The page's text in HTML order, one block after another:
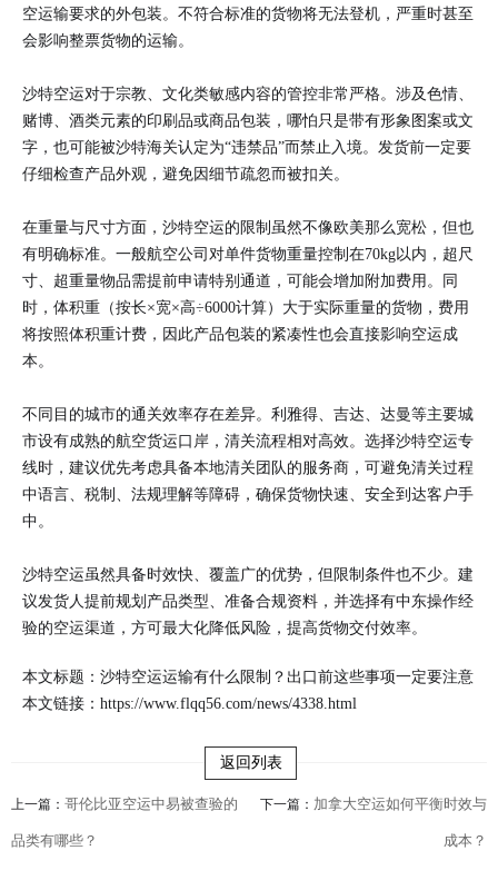
空运输要求的外包装。不符合标准的货物将无法登机，严重时甚至
会影响整票货物的运输。
沙特空运对于宗教、文化类敏感内容的管控非常严格。涉及色情、
赌博、酒类元素的印刷品或商品包装，哪怕只是带有形象图案或文
字，也可能被沙特海关认定为“违禁品”而禁止入境。发货前一定要
仔细检查产品外观，避免因细节疏忽而被扣关。
在重量与尺寸方面，沙特空运的限制虽然不像欧美那么宽松，但也
有明确标准。一般航空公司对单件货物重量控制在70kg以内，超尺
寸、超重量物品需提前申请特别通道，可能会增加附加费用。同
时，体积重（按长×宽×高÷6000计算）大于实际重量的货物，费用
将按照体积重计费，因此产品包装的紧凑性也会直接影响空运成
本。
不同目的城市的通关效率存在差异。利雅得、吉达、达曼等主要城
市设有成熟的航空货运口岸，清关流程相对高效。选择沙特空运专
线时，建议优先考虑具备本地清关团队的服务商，可避免清关过程
中语言、税制、法规理解等障碍，确保货物快速、安全到达客户手
中。
沙特空运虽然具备时效快、覆盖广的优势，但限制条件也不少。建
议发货人提前规划产品类型、准备合规资料，并选择有中东操作经
验的空运渠道，方可最大化降低风险，提高货物交付效率。
本文标题：沙特空运运输有什么限制？出口前这些事项一定要注意
本文链接： https://www.flqq56.com/news/4338.html
返回列表
上一篇： 哥伦比亚空运中易被查验的
品类有哪些？
下一篇： 加拿大空运如何平衡时效与
成本？